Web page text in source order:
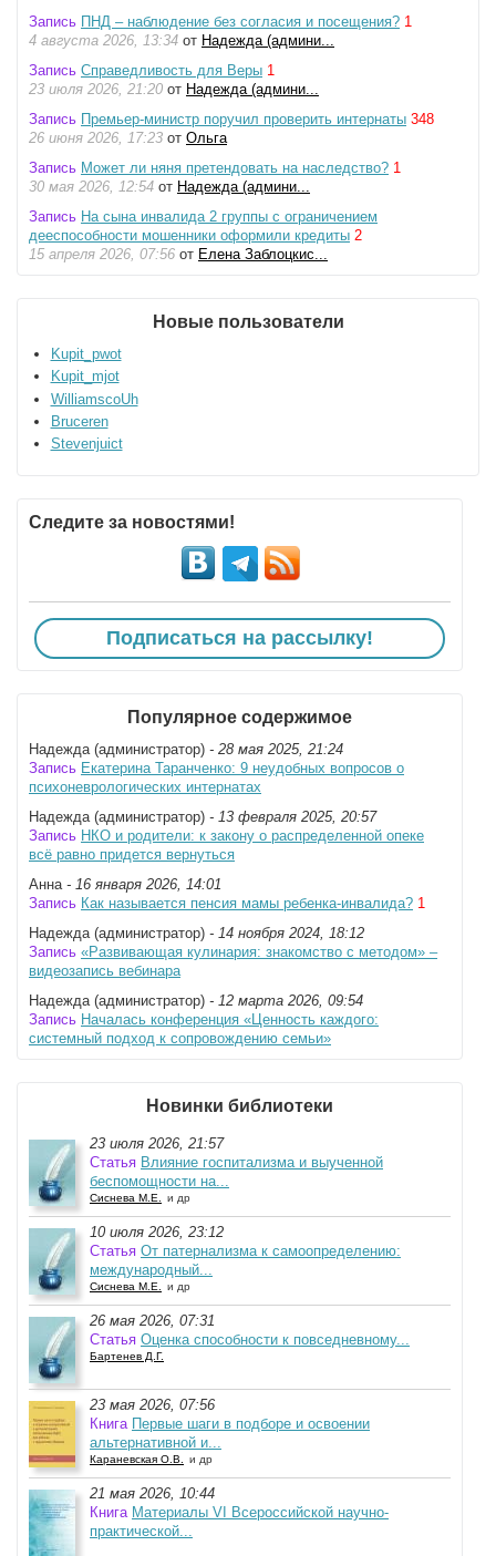
Запись ПНД – наблюдение без согласия и посещения? 1
4 августа 2026, 13:34 от Надежда (админи...
Запись Справедливость для Веры 1
23 июля 2026, 21:20 от Надежда (админи...
Запись Премьер-министр поручил проверить интернаты 348
26 июня 2026, 17:23 от Ольга
Запись Может ли няня претендовать на наследство? 1
30 мая 2026, 12:54 от Надежда (админи...
Запись На сына инвалида 2 группы с ограничением
дееспособности мошенники оформили кредиты 2
15 апреля 2026, 07:56 от Елена Заблоцкис...
Новые пользователи
Kupit_pwot
Kupit_mjot
WilliamscoUh
Bruceren
Stevenjuict
Следите за новостями!
Подписаться на рассылку!
Популярное содержимое
Надежда (администратор) - 28 мая 2025, 21:24
Запись Екатерина Таранченко: 9 неудобных вопросов о
психо­невро­логических интернатах
Надежда (администратор) - 13 февраля 2025, 20:57
Запись НКО и родители: к закону о распределенной опеке
всё равно придется вернуться
Анна - 16 января 2026, 14:01
Запись Как называется пенсия мамы ребенка-инвалида? 1
Надежда (администратор) - 14 ноября 2024, 18:12
Запись «Развивающая кулинария: знакомство с методом» –
видеозапись вебинара
Надежда (администратор) - 12 марта 2026, 09:54
Запись Началась конференция «Ценность каждого:
системный подход к сопровождению семьи»
Новинки библиотеки
23 июля 2026, 21:57
Статья Влияние госпитализма и выученной
беспомощности на...
Сиснева М.Е. и др
10 июля 2026, 23:12
Статья От патернализма к самоопределению:
международный...
Сиснева М.Е. и др
26 мая 2026, 07:31
Статья Оценка способности к повседневному...
Бартенев Д.Г.
23 мая 2026, 07:56
Книга Первые шаги в подборе и освоении
альтернативной и...
Караневская О.В. и др
21 мая 2026, 10:44
Книга Материалы VI Всероссийской научно-
практической...